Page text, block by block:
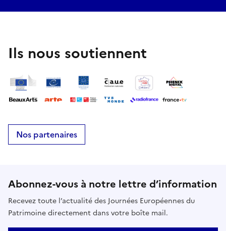
Ils nous soutiennent
Nos partenaires
Abonnez-vous à notre lettre d’information
Recevez toute l’actualité des Journées Européennes du
Patrimoine directement dans votre boîte mail.